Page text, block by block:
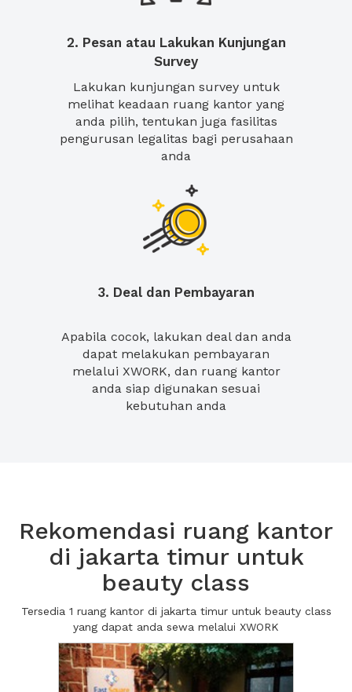
2. Pesan atau Lakukan Kunjungan
Survey
Lakukan kunjungan survey untuk
melihat keadaan ruang kantor yang
anda pilih, tentukan juga fasilitas
pengurusan legalitas bagi perusahaan
anda
3. Deal dan Pembayaran
Apabila cocok, lakukan deal dan anda
dapat melakukan pembayaran
melalui XWORK, dan ruang kantor
anda siap digunakan sesuai
kebutuhan anda
Rekomendasi ruang kantor
di jakarta timur untuk
beauty class
Tersedia 1 ruang kantor di jakarta timur untuk beauty class
yang dapat anda sewa melalui XWORK
Previous Next2